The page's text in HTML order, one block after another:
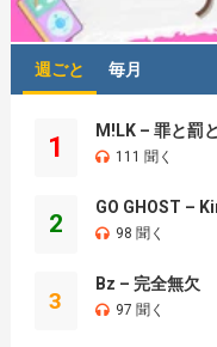
週ごと 毎月
1
M!LK – 罪と罰
111 聞く
2
GO GHOST –
98 聞く
3
Bz – 完全無欠
97 聞く